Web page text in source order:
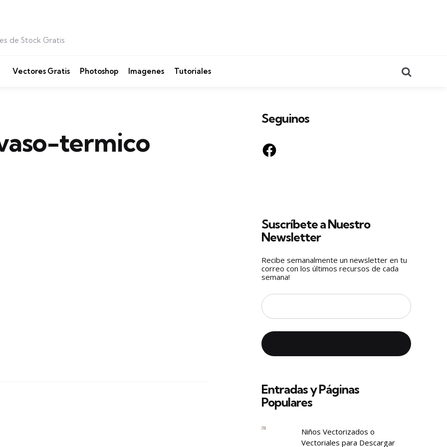
de Stock Gratis
Vectores Gratis Photoshop Imagenes Tutoriales
termico
Seguinos
Facebook
Suscríbete a Nuestro
Newsletter
Recibe semanalmente un newsletter en tu
correo con los últimos recursos de cada
semana!
Entradas y Páginas
Populares
Niños Vectorizados o
Vectoriales para Descargar